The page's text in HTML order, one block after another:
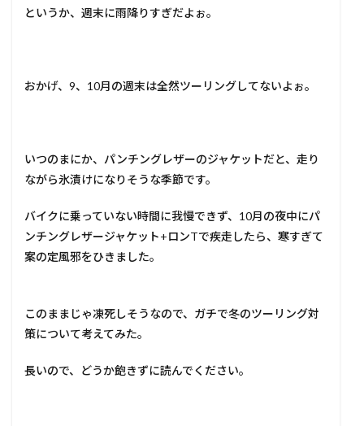
というか、週末に雨降りすぎだよぉ。
おかげ、9、10月の週末は全然ツーリングしてないよぉ。
いつのまにか、パンチングレザーのジャケットだと、走り
ながら氷漬けになりそうな季節です。
バイクに乗っていない時間に我慢できず、10月の夜中にパ
ンチングレザージャケット+ロンTで疾走したら、寒すぎて
案の定風邪をひきました。
このままじゃ凍死しそうなので、ガチで冬のツーリング対
策について考えてみた。
長いので、どうか飽きずに読んでください。